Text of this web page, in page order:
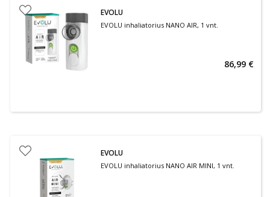
EVOLU
EVOLU inhaliatorius NANO AIR, 1 vnt.
86,99 €
EVOLU
EVOLU inhaliatorius NANO AIR MINI, 1 vnt.